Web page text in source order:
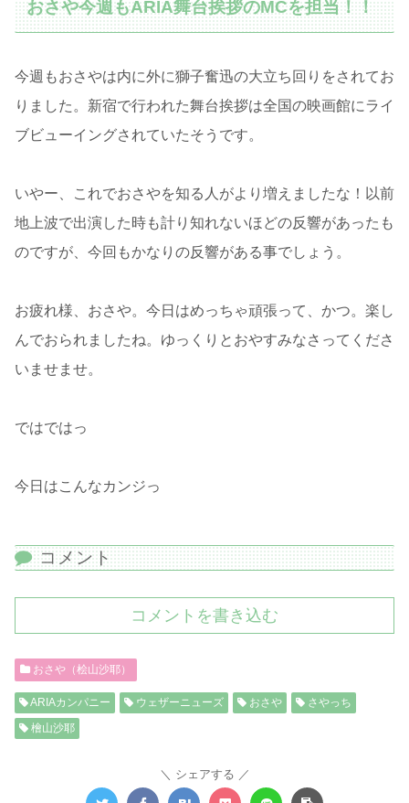
おさや今週もARIA舞台挨拶のMCを担当！！
今週もおさやは内に外に獅子奮迅の大立ち回りをされてお
りました。新宿で行われた舞台挨拶は全国の映画館にライ
ブビューイングされていたそうです。
いやー、これでおさやを知る人がより増えましたな！以前
地上波で出演した時も計り知れないほどの反響があったも
のですが、今回もかなりの反響がある事でしょう。
お疲れ様、おさや。今日はめっちゃ頑張って、かつ。楽し
んでおられましたね。ゆっくりとおやすみなさってくださ
いませませ。
ではではっ
今日はこんなカンジっ
コメント
コメントを書き込む
おさや（桧山沙耶）
ARIAカンパニー ウェザーニューズ おさや
さやっち
檜山沙耶
シェアする